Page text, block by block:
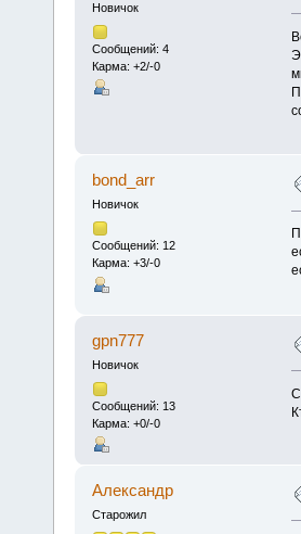
Новичок
Сообщений: 4
Карма: +2/-0
bond_arr
Новичок
Сообщений: 12
Карма: +3/-0
gpn777
Новичок
Сообщений: 13
Карма: +0/-0
Алексaндр
Старожил